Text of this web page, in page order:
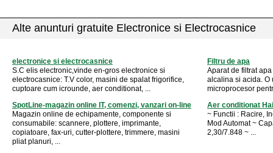
Alte anunturi gratuite Electronice si Electrocasnice
electronice si electrocasnice
S.C elis electronic,vinde en-gros electronice si
electrocasnice: T.V color, masini de spalat frigorifice,
cuptoare cum icrounde, aer conditionat, ...
Filtru de apa
Aparat de filtrat
alcalina si acida. O
microprocesor
SpotLine-magazin online IT, comenzi, vanzari on-line
Magazin online de echipamente, componente si
consumabile: scannere, plottere, imprimante,
copiatoare, fax-uri, cutter-plottere, trimmere, masini
pliat planuri, ...
Aer conditionat
~ Functii : Racire,
Mod Automat ~
2,30/7.848 ~ ...